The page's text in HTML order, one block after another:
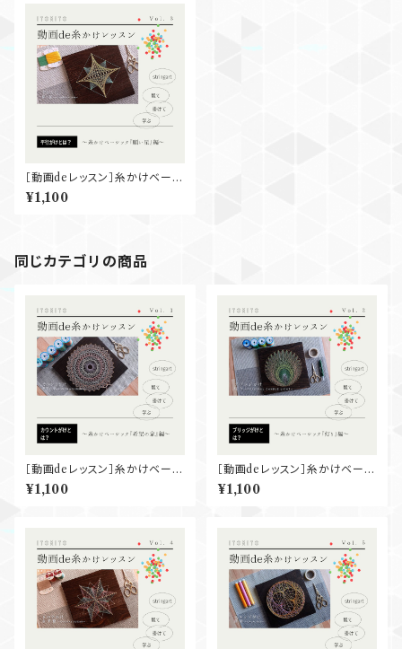
［動画deレッスン］糸かけベーシ
ック『願い星』
¥1,100
同じカテゴリの商品
［動画deレッスン］糸かけベーシ
ック『希望の泉』
¥1,100
［動画deレッスン］糸かけベーシ
ック『灯り』
¥1,100